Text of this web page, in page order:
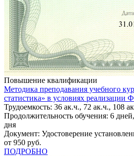
Повышение квалификации
Методика преподавания учебного
статистика» в условиях
Трудоемкость: 36 ак.ч., 72 ак.ч., 108
Продолжительность обучения: 6
дня
Документ: Удостоверение
от 950 руб.
ПОДРОБНО